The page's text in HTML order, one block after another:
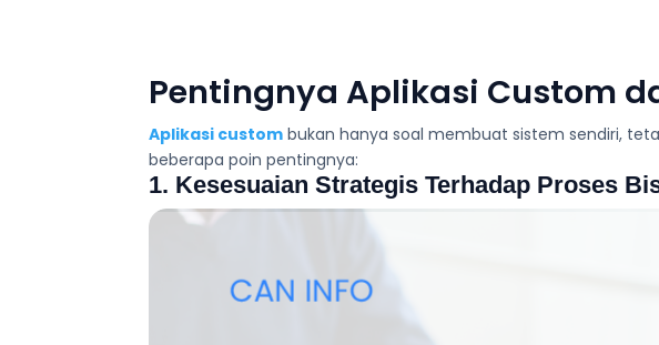
Pentingnya Aplikasi Custom
Aplikasi custom bukan hanya soal membuat sistem sendiri,
beberapa poin pentingnya:
1. Kesesuaian Strategis Terhadap Proses